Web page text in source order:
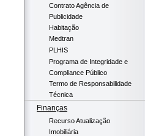
Contrato Agência de
Publicidade
Habitação
Medtran
PLHIS
Programa de Integridade e
Compliance Público
Termo de Responsabilidade
Técnica
Finanças
Recurso Atualização
Imobiliária